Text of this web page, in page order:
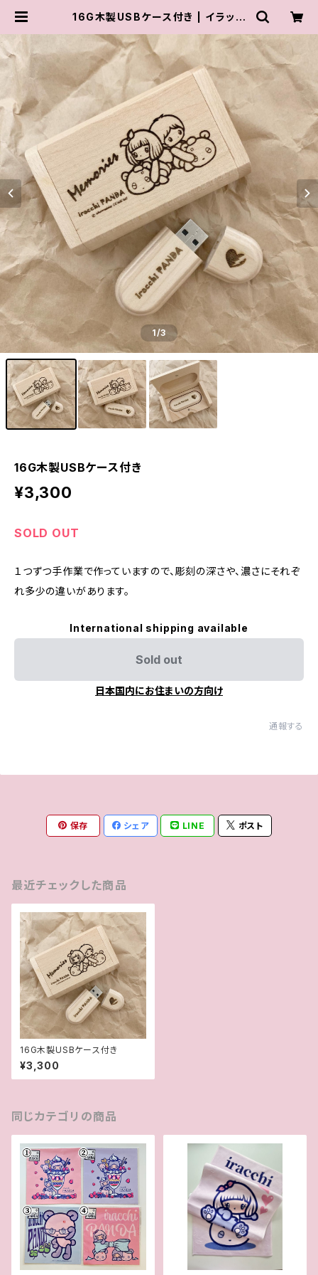
16G木製USBケース付き | イラッチ
1/3
16G木製USBケース付き
¥3,300
SOLD OUT
１つずつ手作業で作っていますので、彫刻の深さや、濃さにそれぞ
れ多少の違いがあります。
International shipping available
Sold out
日本国内にお住まいの方向け
通報する
保存 シェア LINE ポスト
最近チェックした商品
16G木製USBケース付き
¥3,300
同じカテゴリの商品